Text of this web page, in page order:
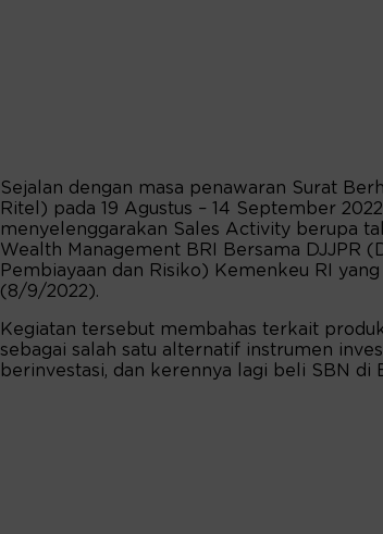
Sejalan dengan masa penawaran Surat
Ritel) pada 19 Agustus – 14 September
menyelenggarakan Sales Activity berupa
Wealth Management BRI Bersama DJJPR
Pembiayaan dan Risiko) Kemenkeu RI
(8/9/2022).
Kegiatan tersebut membahas terkait
sebagai salah satu alternatif instrumen
berinvestasi, dan kerennya lagi beli SBN di